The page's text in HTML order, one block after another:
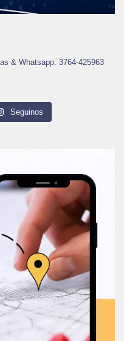
& Whatsapp: 3764-425963
Seguinos